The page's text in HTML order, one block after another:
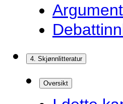
4. Skjønnlitteratur
Oversikt